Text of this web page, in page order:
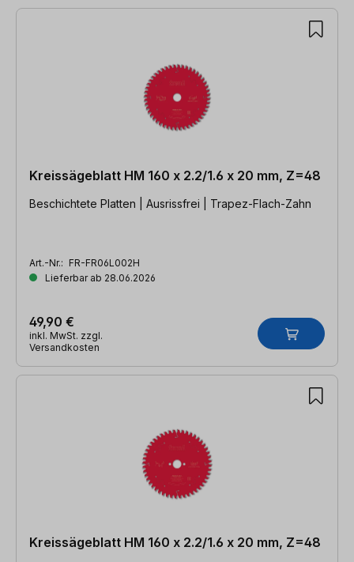
Kreissägeblatt HM 160 x 2.2/1.6 x 20 mm, Z=48
Beschichtete Platten | Ausrissfrei | Trapez-Flach-Zahn
Art.-Nr.: FR-FR06L002H
Lieferbar ab 28.06.2026
49,90 €
inkl. MwSt. zzgl.
Versandkosten
Kreissägeblatt HM 160 x 2.2/1.6 x 20 mm, Z=48